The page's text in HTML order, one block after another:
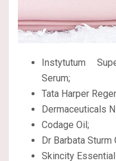
Instytutum
Serum;
Tata Harper
Dermaceuticals
Codage Oil;
Dr Barbata Sturm
Skincity